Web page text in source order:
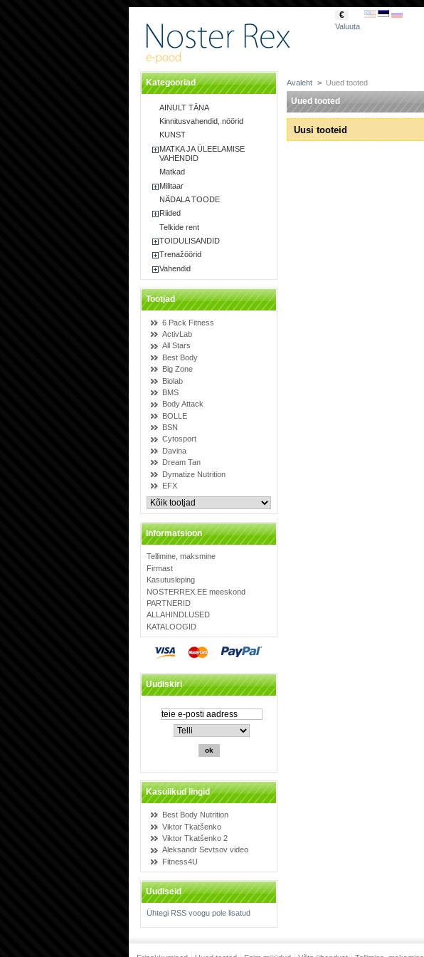
€
Valuuta
Kategooriad
AINULT TÄNA
Kinnitusvahendid, nöörid
KUNST
MATKA JA ÜLEELAMISE
VAHENDID
Matkad
Militaar
NÄDALA TOODE
Riided
Telkide rent
TOIDULISANDID
Trenažöörid
Vahendid
Tootjad
6 Pack Fitness
ActivLab
All Stars
Best Body
Big Zone
Biolab
BMS
Body Attack
BOLLE
BSN
Cytosport
Davina
Dream Tan
Dymatize Nutrition
EFX
Informatsioon
Tellimine, maksmine
Firmast
Kasutusleping
NOSTERREX.EE meeskond
PARTNERID
ALLAHINDLUSED
KATALOOGID
Uudiskiri
Kasulikud lingid
Best Body Nutrition
Viktor Tkatšenko
Viktor Tkatšenko 2
Aleksandr Sevtsov video
Fitness4U
Uudiseid
Ühtegi RSS voogu pole lisatud
Avaleht > Uued tooted
Uued tooted
Uusi tooteid